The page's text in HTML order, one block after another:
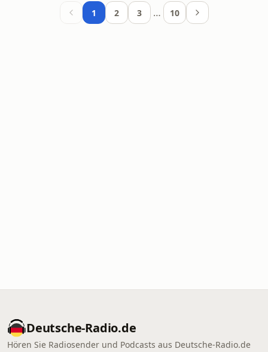
1 2 3 … 10
Deutsche-Radio.de
Hören Sie Radiosender und Podcasts aus Deutsche-Radio.de